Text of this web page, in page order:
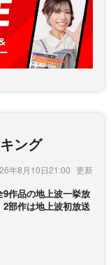
ング
年8月10日21:00
作品の地上波一挙放
部作は地上波初放送